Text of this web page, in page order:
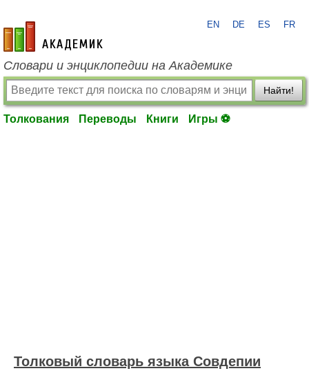
academic.ru
EN DE ES FR
Словари и энциклопедии на Академике
Найти!
Толкования Переводы Книги Игры ⚽
Толковый словарь языка Совдепии